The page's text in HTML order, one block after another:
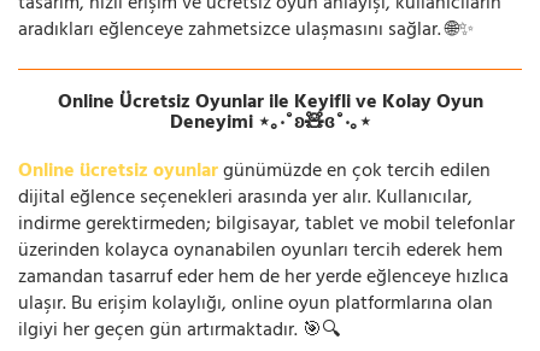
aradıkları eğlenceye zahmetsizce ulaşmasını sağlar. 🌐✨
Online Ücretsiz Oyunlar ile Keyifli ve Kolay Oyun
Deneyimi ⋆｡‧˚ʚ🧸ɞ˚‧｡⋆
Online ücretsiz oyunlargünümüzde en çok tercih edilen
dijital eğlence seçenekleri arasında yer alır. Kullanıcılar,
indirme gerektirmeden; bilgisayar, tablet ve mobil telefonlar
üzerinden kolayca oynanabilen oyunları tercih ederek hem
zamandan tasarruf eder hem de her yerde eğlenceye hızlıca
ulaşır. Bu erişim kolaylığı, online oyun platformlarına olan
ilgiyi her geçen gün artırmaktadır. 🎯🔍